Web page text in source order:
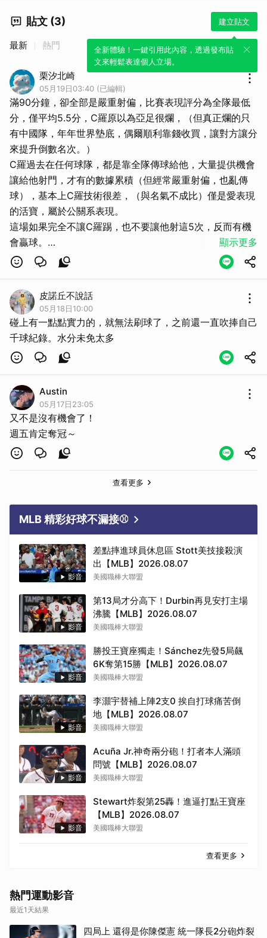
貼文 (3) 建立貼文
全新體驗！一鍵引用此內容，透過發布貼
文來輕鬆表達個人立場。
最新 熱門
栗汐北崎
05月19日03:40 (已編輯)
滿90分鐘，卻全部是嚴重射偏，比賽表現評分為全隊最低
分，僅平均5.5分，C羅原以為亞足很爛，（但真正爛的只
有中國隊，年年世界墊底，偶爾順利靠錢收買，讓對方讓分
來提升倒數名次。）
C羅過去在任何球隊，都是靠全隊傳球給他，大量提供機會
讓給他射門，才有的數據累積（但經常嚴重射偏，也亂傳
球），基本上C羅技術很差，（與名氣不成比）僅是愛表現
的活寶，屬於公關系表現。
這場如果完全不讓C羅踢，也不要讓他射這5次，反而有機
會贏球。
比起梅西，C羅是驕傲的小學技術，頂著光環的小學技術，
顯示更多
皮諾丘不說話
05月18日10:00
碰上有一點點實力的，就無法刷球了，之前還一直吹捧自己
千球紀錄。水分未免太多
Austin
05月17日23:05
又不是沒有機會了！
週五肯定奪冠～
查看更多
MLB 精彩好球不漏接⚾
影音
差點摔進球員休息區 Stott美技接殺演
出【MLB】2026.08.07
美國職棒大聯盟
影音
第13局才分高下！Durbin再見安打主場
沸騰【MLB】2026.08.07
美國職棒大聯盟
影音
勝投王寶座獨走！Sánchez先發5局飆
6K奪第15勝【MLB】2026.08.07
美國職棒大聯盟
影音
李灝宇替補上陣2支0 挨自打球痛苦倒
地【MLB】2026.08.07
美國職棒大聯盟
影音
Acuña Jr.神奇兩分砲！打者本人滿頭
問號【MLB】2026.08.07
美國職棒大聯盟
影音
Stewart炸裂第25轟！進逼打點王寶座
【MLB】2026.08.07
美國職棒大聯盟
查看更多
熱門運動影音
最近1天結果
四局上 還得是你陳傑憲 統一隊長2分砲炸裂
取消